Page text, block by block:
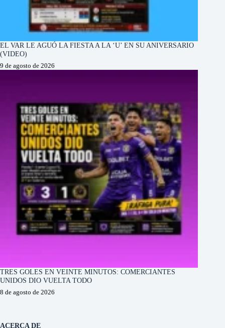
EL VAR LE AGUÓ LA FIESTA A LA ‘U’ EN SU ANIVERSARIO
(VIDEO)
9 de agosto de 2026
TRES GOLES EN VEINTE MINUTOS: COMERCIANTES
UNIDOS DIO VUELTA TODO
8 de agosto de 2026
ACERCA DE